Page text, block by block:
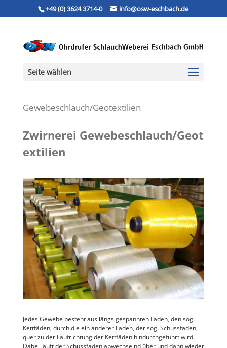
+49 (0) 3624 3714-0 info@osw-eschbach.de
Seite wählen
Gewebeschlauch/Geotextilien
Zwirnerei Gewebeschlauch/Geot
extilien
Jedes Gewebe besteht aus längs gespannten Fäden, den sog.
Kettfäden, durch die ein anderer Faden, der sog. Schussfaden,
quer zu der Laufrichtung der Kettfäden hindurchgeführt wird.
Dabei läuft der Schussfaden abwechselnd über und dann wieder